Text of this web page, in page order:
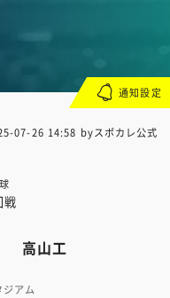
07-26 14:58 byスポカレ公式
戦
高山工
ジアム
通知設定